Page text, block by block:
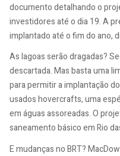
documento detalhando o
investidores até o dia 19. A
implantado até o fim do ano,
As lagoas serão dragadas?
descartada. Mas basta uma
para permitir a implantação
usados hovercrafts, uma
em águas assoreadas. O
saneamento básico em Rio
E mudanças no BRT?